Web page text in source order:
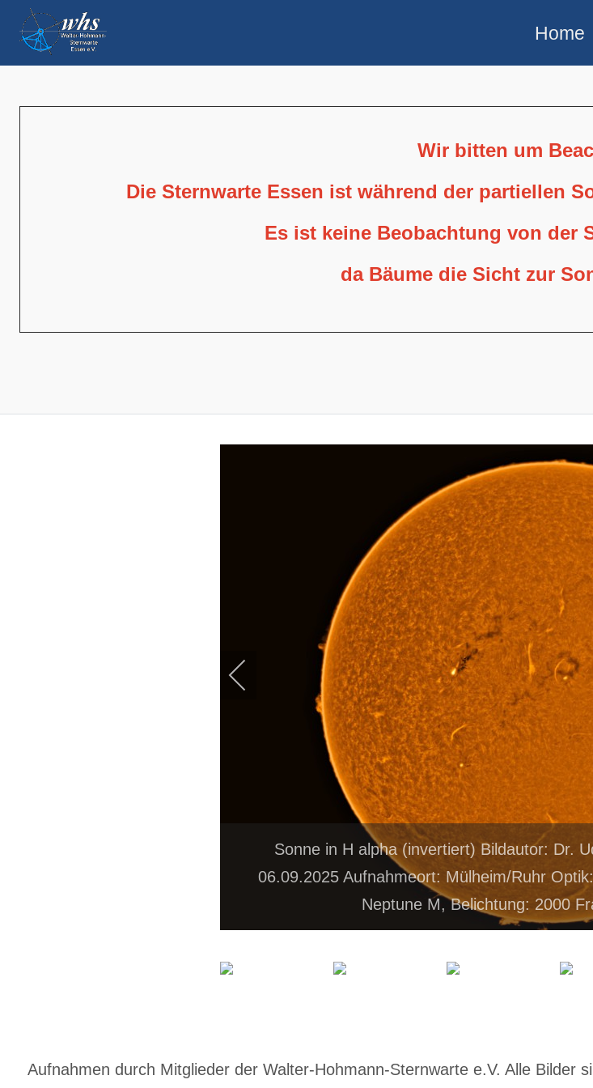
Home
Wir bitten um
Die Sternwarte Essen ist während der partiellen
Es ist keine Beobachtung von der
da Bäume die Sicht zur
Sonne in H alpha (invertiert) Bildautor: Dr.
06.09.2025 Aufnahmeort: Mülheim/Ruhr
Neptune M, Belichtung: 2000
Aufnahmen durch Mitglieder der Walter-Hohmann-Sternwarte e.V. Alle Bilder